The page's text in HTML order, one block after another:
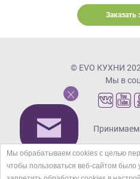
Заказать
© EVO КУХНИ
Мы в
Принимаем
Кредиты и
Мы обрабатываем cookies с целью
чтобы пользоваться веб-сайтом